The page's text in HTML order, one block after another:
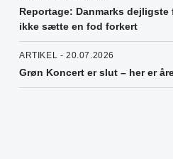
Reportage: Danmarks
ikke sætte en fod forkert
ARTIKEL - 20.07.2026
Grøn Koncert er slut – her er